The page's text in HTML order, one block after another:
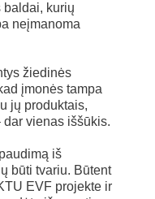
baldai, kurių
neįmanoma
žiedinės
įmonės tampa
jų produktais,
vienas iššūkis.
iš
būti tvariu. Būtent
EVF projekte ir